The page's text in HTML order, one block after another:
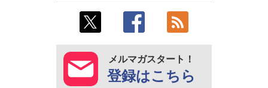
メルマガスタート！
登録はこちら